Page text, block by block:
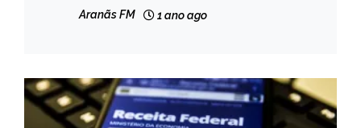
Aranãs FM 1 ano ago